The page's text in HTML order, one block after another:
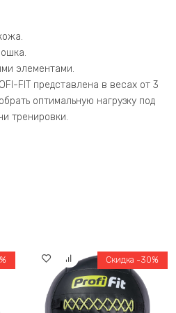
элементами.
FIT представлена в весах от 3
оптимальную нагрузку под
тренировки.
Скидка -30%